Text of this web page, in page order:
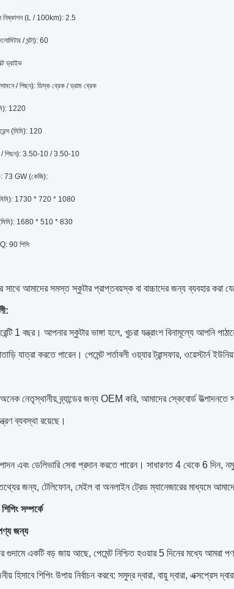
নিষ্কাশন (L / 100km): 2.5
/ ঘন্টা): 60
ড্রাইভ
/ পিছন): ডিস্ক ব্রেক / ড্রাম ব্রেক
1220
(মিমি): 120
/ পিছন): 3.50-10 / 3.50-10
73 GW (কেজি):
1730 * 720 * 1080
(মিমি): 1680 * 510 * 830
90 পিসি
সাথে আমাদের সমস্ত স্কুটার প্রাপ্তবয়স্ক বা বাচ্চাদের জন্য ব্যবহার করা
1 বছর। আপনার স্কুটার ভাঙ্গা হলে, খুচরা যন্ত্রাংশ বিনামূল্যে আপনি
যাত্রা করতে পারেন। পেমেন্ট শর্তাবলী ওয়্যার ট্রান্সফার, ওয়েস্টার্ন
নেতৃস্থানীয় ব্র্যান্ডের জন্য OEM করি, আমাদের স্কেবোর্ড
ব্যবস্থা রয়েছে।
এবং ডেলিভারি সেবা প্রদান করতে পারেন। সাধারণত 4 থেকে 6 দিন,
জন্য, টেলিফোন, মেইল ​​বা অনলাইন ট্রেড ম্যানেজারের মাধ্যমে
সম্পর্কে
পণ্য জন্য
গুদামে একটি বড় জায় আছে, পেমেন্ট নিশ্চিত হওয়ার 5 দিনের মধ্যে আমরা
হিসাবে শিপিং উপায় নির্বাচন করবে: সমুদ্র দ্বারা, বায়ু দ্বারা, এক্সপ্রেস